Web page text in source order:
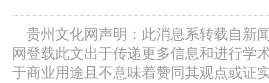
贵州文化网声明：此消息系转载自新
网登载此文出于传递更多信息和进行学
于商业用途且不意味着赞同其观点或证